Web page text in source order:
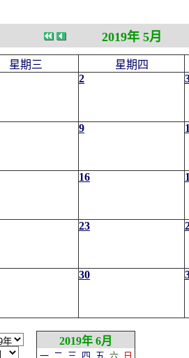
2019年 5月
星期三 星期四
2
9
16
23
30
2019年 6月
一 二 三 四 五 六
日